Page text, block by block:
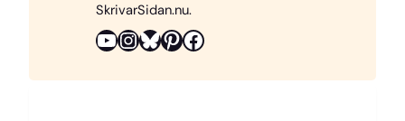
k
s
t
SkrivarSidan.nu.
YouTube InstagramBluesky Pinterest Facebook